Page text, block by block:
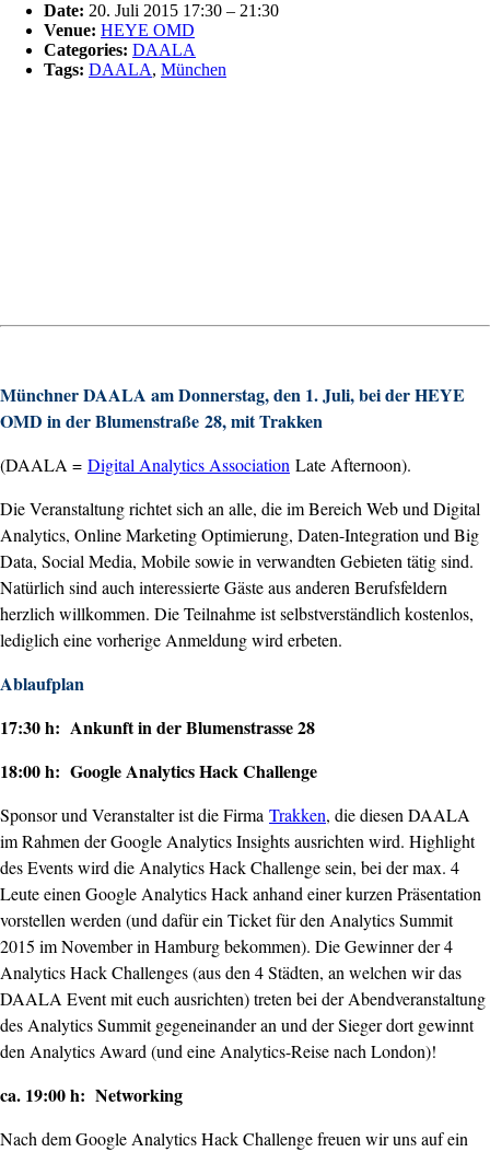
Date: 20. Juli 2015 17:30 – 21:30
Venue: HEYE OMD
Categories: DAALA
Tags: DAALA, München
Münchner DAALA am Donnerstag, den 1. Juli, bei der HEYE
OMD in derBlumenstraße 28, mit Trakken
(DAALA = Digital Analytics Association Late Afternoon).
Die Veranstaltung richtet sich an alle, die im Bereich Web und Digital
Analytics, Online Marketing Optimierung, Daten-Integration und Big
Data, Social Media, Mobile sowie in verwandten Gebieten tätig sind.
Natürlich sind auch interessierte Gäste aus anderen Berufsfeldern
herzlich willkommen. Die Teilnahme ist selbstverständlich kostenlos,
lediglich eine vorherige Anmeldung wird erbeten.
Ablaufplan
17:30 h: Ankunft in der Blumenstrasse 28
18:00 h: Google Analytics Hack Challenge
Sponsor und Veranstalter ist die Firma Trakken, die diesen DAALA
im Rahmen der Google Analytics Insights ausrichten wird. Highlight
des Events wird die Analytics Hack Challenge sein, bei der max. 4
Leute einen Google Analytics Hack anhand einer kurzen Präsentation
vorstellen werden (und dafür ein Ticket für den Analytics Summit
2015 im November in Hamburg bekommen). Die Gewinner der 4
Analytics Hack Challenges (aus den 4 Städten, an welchen wir das
DAALA Event mit euch ausrichten) treten bei der Abendveranstaltung
des Analytics Summit gegeneinander an und der Sieger dort gewinnt
den Analytics Award (und eine Analytics-Reise nach London)!
ca. 19:00 h: Networking
Nach dem Google Analytics Hack Challenge freuen wir uns auf ein